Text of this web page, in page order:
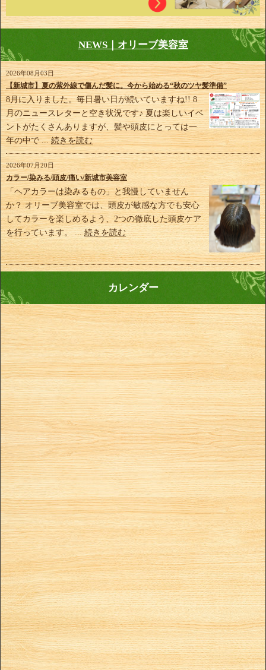
NEWS｜オリーブ美容室
2026年08月03日
【新城市】夏の紫外線で傷んだ髪に。今から始める“秋のツヤ髪準備”
8月に入りました。毎日暑い日が続いていますね!! 8
月のニュースレターと空き状況です♪ 夏は楽しいイベ
ントがたくさんありますが、髪や頭皮にとっては一
年の中で ...続きを読む
2026年07月20日
カラー/染みる/頭皮/痛い/新城市美容室
「ヘアカラーは染みるもの」と我慢していません
か？ オリーブ美容室では、頭皮が敏感な方でも安心
してカラーを楽しめるよう、2つの徹底した頭皮ケア
を行っています。 ...続きを読む
カレンダー